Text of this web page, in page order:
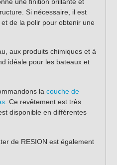
Si nécessaire, il est
de la polir pour obtenir une
aux produits chimiques et à
idéale pour les bateaux et
la couche de
. Ce revêtement est très
disponible en différentes
de RESION est également